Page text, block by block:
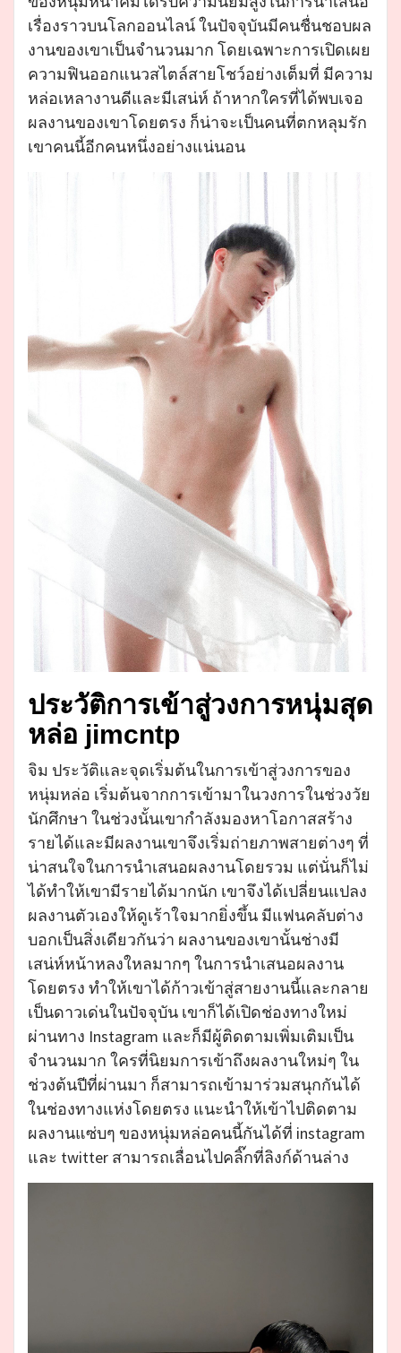
เรื่องราวบนโลกออนไลน์ ในปัจจุบันมีคนชื่นชอบผล
งานของเขาเป็นจำนวนมาก โดยเฉพาะการเปิดเผย
ความฟินออกแนวสไตล์สายโชว์อย่างเต็มที่ มีความ
หล่อเหลางานดีและมีเสน่ห์ ถ้าหากใครที่ได้พบเจอ
ผลงานของเขาโดยตรง ก็น่าจะเป็นคนที่ตกหลุมรัก
เขาคนนี้อีกคนหนึ่งอย่างแน่นอน
ประวัติการเข้าสู่วงการหนุ่มสุด
หล่อ jimcntp
จิม ประวัติและจุดเริ่มต้นในการเข้าสู่วงการของ
หนุ่มหล่อ เริ่มต้นจากการเข้ามาในวงการในช่วงวัย
นักศึกษา ในช่วงนั้นเขากำลังมองหาโอกาสสร้าง
รายได้และมีผลงานเขาจึงเริ่มถ่ายภาพสายต่างๆ ที่
น่าสนใจในการนำเสนอผลงานโดยรวม แต่นั่นก็ไม่
ได้ทำให้เขามีรายได้มากนัก เขาจึงได้เปลี่ยนแปลง
ผลงานตัวเองให้ดูเร้าใจมากยิ่งขึ้น มีแฟนคลับต่าง
บอกเป็นสิ่งเดียวกันว่า ผลงานของเขานั้นช่างมี
เสน่ห์หน้าหลงใหลมากๆ ในการนำเสนอผลงาน
โดยตรง ทำให้เขาได้ก้าวเข้าสู่สายงานนี้และกลาย
เป็นดาวเด่นในปัจจุบัน เขาก็ได้เปิดช่องทางใหม่
ผ่านทาง Instagram และก็มีผู้ติดตามเพิ่มเติมเป็น
จำนวนมาก ใครที่นิยมการเข้าถึงผลงานใหม่ๆ ใน
ช่วงต้นปีที่ผ่านมา ก็สามารถเข้ามาร่วมสนุกกันได้
ในช่องทางแห่งโดยตรง แนะนำให้เข้าไปติดตาม
ผลงานแซ่บๆ ของหนุ่มหล่อคนนี้กันได้ที่ instagram
และ twitter สามารถเลื่อนไปคลิ๊กที่ลิงก์ด้านล่าง